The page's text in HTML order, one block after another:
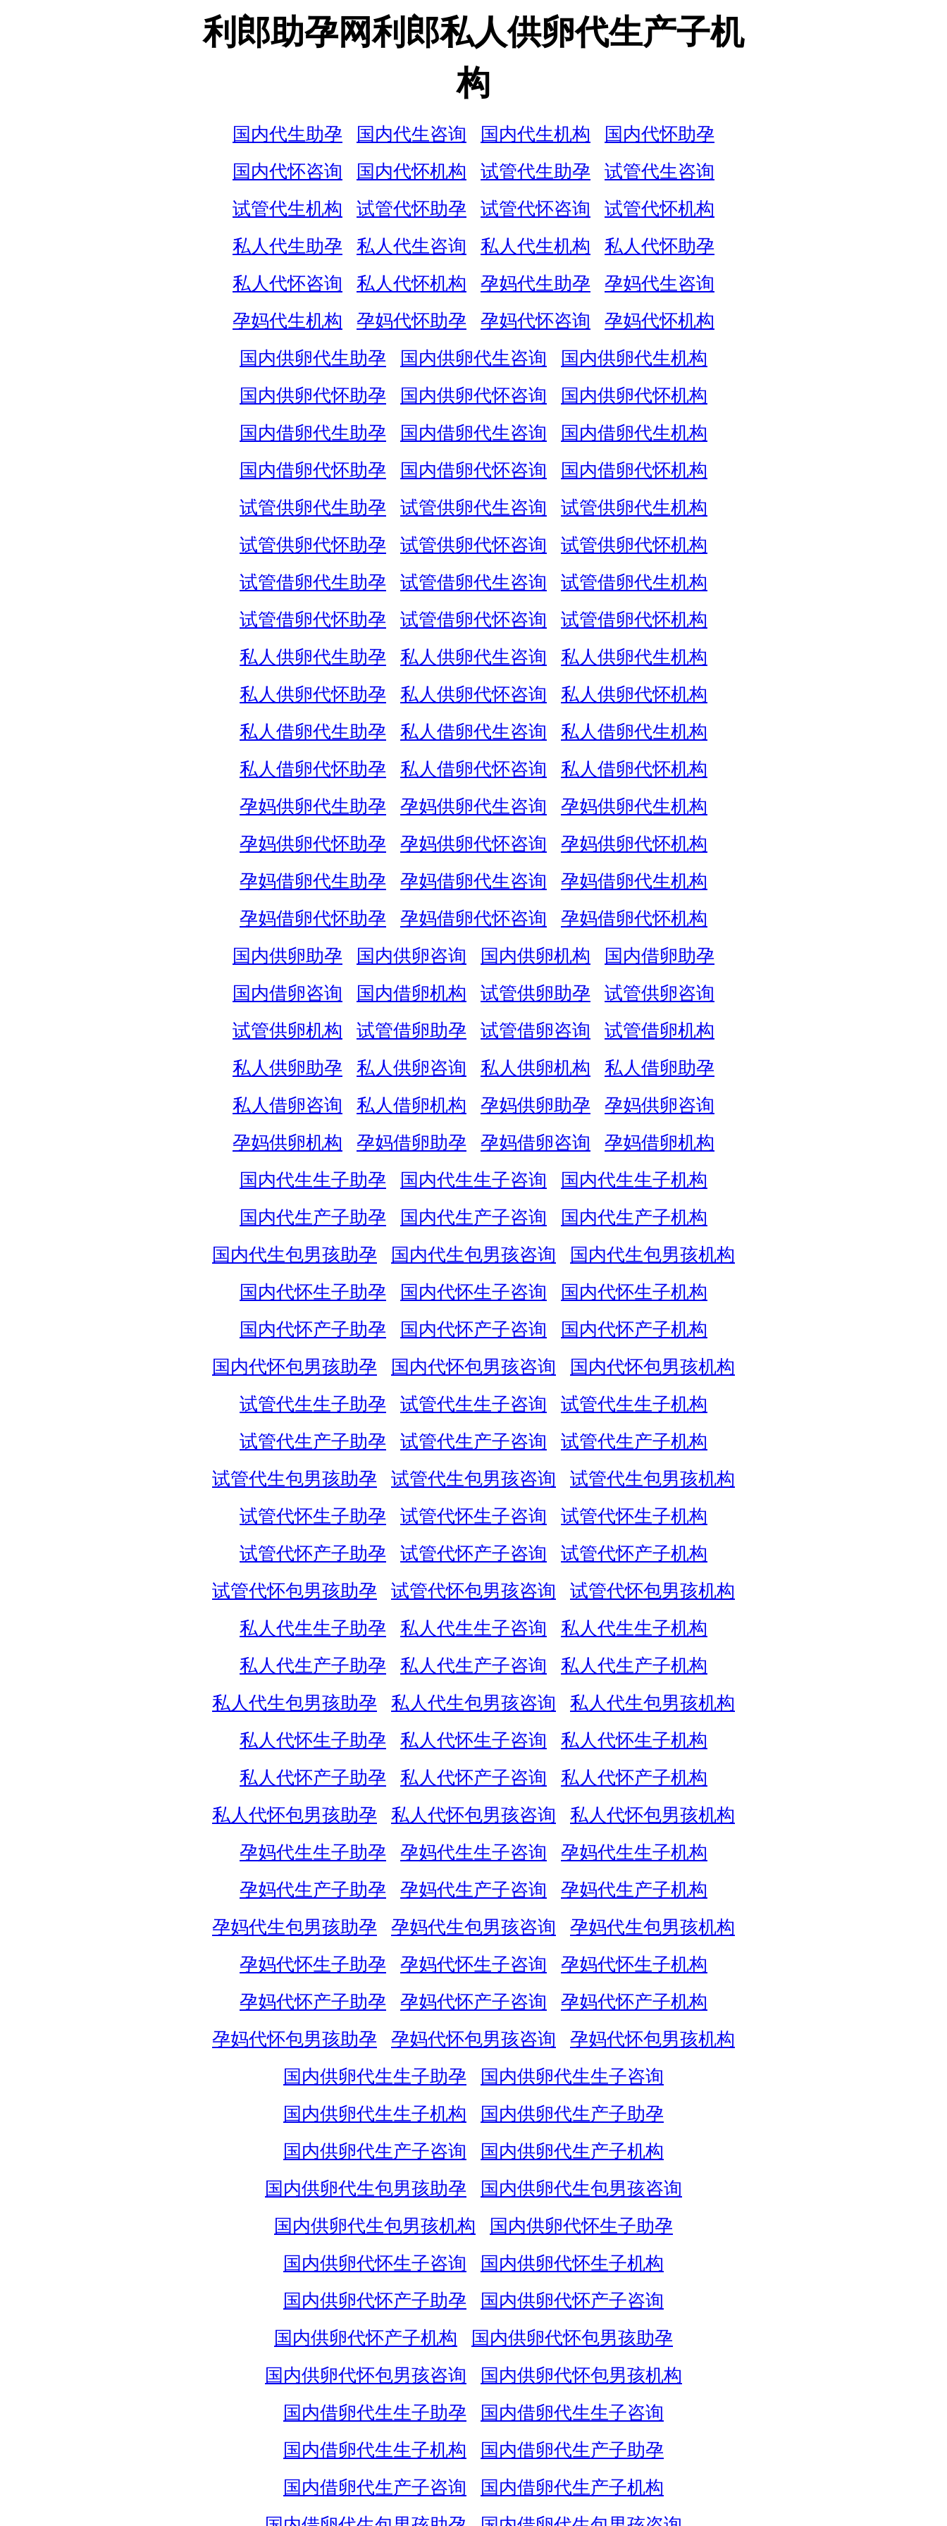
利郎助孕网利郎私人供卵代生产子机
构
国内代生助孕 国内代生咨询 国内代生机构
国内代怀助孕
国内代怀咨询
国内代怀机构 试管代生助孕
试管代生咨询
试管代生机构
试管代怀助孕 试管代怀咨询
试管代怀机构
私人代生助孕
私人代生咨询 私人代生机构
私人代怀助孕
私人代怀咨询
私人代怀机构 孕妈代生助孕
孕妈代生咨询
孕妈代生机构
孕妈代怀助孕 孕妈代怀咨询
孕妈代怀机构
国内供卵代生助孕
国内供卵代生咨询
国内供卵代生机构
国内供卵代怀助孕
国内供卵代怀咨询
国内供卵代怀机构
国内借卵代生助孕
国内借卵代生咨询
国内借卵代生机构
国内借卵代怀助孕
国内借卵代怀咨询
国内借卵代怀机构
试管供卵代生助孕
试管供卵代生咨询
试管供卵代生机构
试管供卵代怀助孕
试管供卵代怀咨询
试管供卵代怀机构
试管借卵代生助孕
试管借卵代生咨询
试管借卵代生机构
试管借卵代怀助孕
试管借卵代怀咨询
试管借卵代怀机构
私人供卵代生助孕
私人供卵代生咨询
私人供卵代生机构
私人供卵代怀助孕
私人供卵代怀咨询
私人供卵代怀机构
私人借卵代生助孕
私人借卵代生咨询
私人借卵代生机构
私人借卵代怀助孕
私人借卵代怀咨询
私人借卵代怀机构
孕妈供卵代生助孕
孕妈供卵代生咨询
孕妈供卵代生机构
孕妈供卵代怀助孕
孕妈供卵代怀咨询
孕妈供卵代怀机构
孕妈借卵代生助孕
孕妈借卵代生咨询
孕妈借卵代生机构
孕妈借卵代怀助孕
孕妈借卵代怀咨询
孕妈借卵代怀机构
国内供卵助孕
国内供卵咨询 国内供卵机构
国内借卵助孕
国内借卵咨询
国内借卵机构 试管供卵助孕
试管供卵咨询
试管供卵机构
试管借卵助孕 试管借卵咨询
试管借卵机构
私人供卵助孕
私人供卵咨询 私人供卵机构
私人借卵助孕
私人借卵咨询
私人借卵机构 孕妈供卵助孕
孕妈供卵咨询
孕妈供卵机构
孕妈借卵助孕 孕妈借卵咨询
孕妈借卵机构
国内代生生子助孕
国内代生生子咨询
国内代生生子机构
国内代生产子助孕
国内代生产子咨询
国内代生产子机构
国内代生包男孩助孕
国内代生包男孩咨询
国内代生包男孩机构
国内代怀生子助孕
国内代怀生子咨询
国内代怀生子机构
国内代怀产子助孕
国内代怀产子咨询
国内代怀产子机构
国内代怀包男孩助孕
国内代怀包男孩咨询
国内代怀包男孩机构
试管代生生子助孕
试管代生生子咨询
试管代生生子机构
试管代生产子助孕
试管代生产子咨询
试管代生产子机构
试管代生包男孩助孕
试管代生包男孩咨询
试管代生包男孩机构
试管代怀生子助孕
试管代怀生子咨询
试管代怀生子机构
试管代怀产子助孕
试管代怀产子咨询
试管代怀产子机构
试管代怀包男孩助孕
试管代怀包男孩咨询
试管代怀包男孩机构
私人代生生子助孕
私人代生生子咨询
私人代生生子机构
私人代生产子助孕
私人代生产子咨询
私人代生产子机构
私人代生包男孩助孕
私人代生包男孩咨询
私人代生包男孩机构
私人代怀生子助孕
私人代怀生子咨询
私人代怀生子机构
私人代怀产子助孕
私人代怀产子咨询
私人代怀产子机构
私人代怀包男孩助孕
私人代怀包男孩咨询
私人代怀包男孩机构
孕妈代生生子助孕
孕妈代生生子咨询
孕妈代生生子机构
孕妈代生产子助孕
孕妈代生产子咨询
孕妈代生产子机构
孕妈代生包男孩助孕
孕妈代生包男孩咨询
孕妈代生包男孩机构
孕妈代怀生子助孕
孕妈代怀生子咨询
孕妈代怀生子机构
孕妈代怀产子助孕
孕妈代怀产子咨询
孕妈代怀产子机构
孕妈代怀包男孩助孕
孕妈代怀包男孩咨询
孕妈代怀包男孩机构
国内供卵代生生子助孕
国内供卵代生生子咨询
国内供卵代生生子机构
国内供卵代生产子助孕
国内供卵代生产子咨询
国内供卵代生产子机构
国内供卵代生包男孩助孕
国内供卵代生包男孩咨询
国内供卵代生包男孩机构
国内供卵代怀生子助孕
国内供卵代怀生子咨询
国内供卵代怀生子机构
国内供卵代怀产子助孕
国内供卵代怀产子咨询
国内供卵代怀产子机构
国内供卵代怀包男孩助孕
国内供卵代怀包男孩咨询
国内供卵代怀包男孩机构
国内借卵代生生子助孕
国内借卵代生生子咨询
国内借卵代生生子机构
国内借卵代生产子助孕
国内借卵代生产子咨询
国内借卵代生产子机构